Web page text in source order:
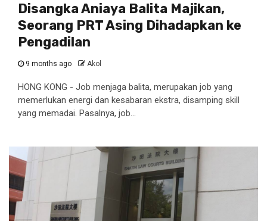
Disangka Aniaya Balita Majikan,
Seorang PRT Asing Dihadapkan ke
Pengadilan
9 months ago Akol
HONG KONG - Job menjaga balita, merupakan job yang
memerlukan energi dan kesabaran ekstra, disamping skill
yang memadai. Pasalnya, job...